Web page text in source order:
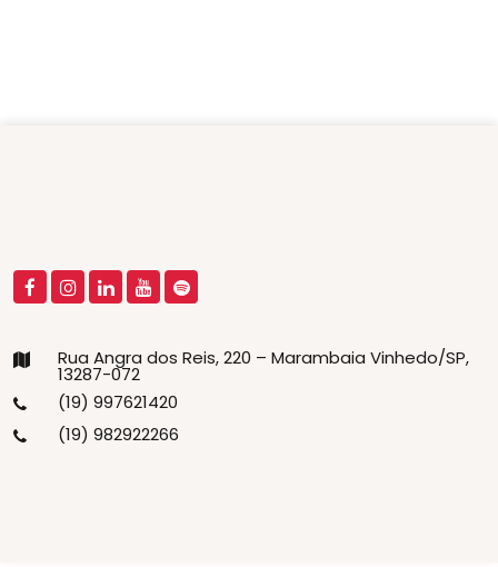
Rua Angra dos Reis, 220 – Marambaia Vinhedo/SP,
13287-072
(19) 997621420
(19) 982922266